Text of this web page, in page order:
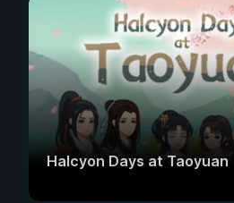
Halcyon Days at Taoyuan